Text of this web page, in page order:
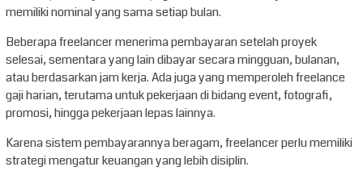
memiliki nominal yang sama setiap bulan.
Beberapa freelancer menerima pembayaran setelah proyek
selesai, sementara yang lain dibayar secara mingguan, bulanan,
atau berdasarkan jam kerja. Ada juga yang memperoleh freelance
gaji harian, terutama untuk pekerjaan di bidang event, fotografi,
promosi, hingga pekerjaan lepas lainnya.
Karena sistem pembayarannya beragam, freelancer perlu memiliki
strategi mengatur keuangan yang lebih disiplin.